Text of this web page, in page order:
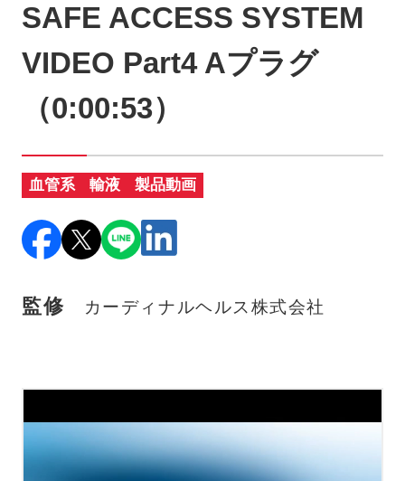
製品に関するお知らせ
添付文書
お問い合わせ
セミナー
SAFE ACCESS SYSTEM
VIDEO Part4 Aプラグ
（0:00:53）
血管系 輸液 製品動画
監修 カーディナルヘルス株式会社